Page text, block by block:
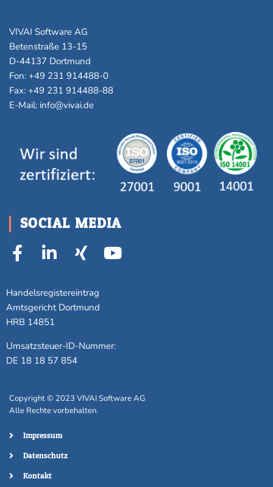
VIVAI Software AG
Betenstraße 13-15
D-44137 Dortmund
Fon: +49 231 914488-0
Fax: +49 231 914488-88
E-Mail: info@vivai.de
SOCIAL MEDIA
Handelsregistereintrag
Amtsgericht Dortmund
HRB 14851
Umsatzsteuer-ID-Nummer:
DE 18 18 57 854
Copyright © 2023 VIVAI Software AG
Alle Rechte vorbehalten.
Impressum
Datenschutz
Kontakt